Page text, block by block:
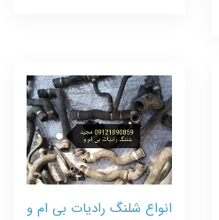
انواع شلنگ رادیات بی ام و